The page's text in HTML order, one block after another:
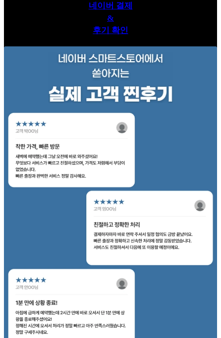
네이버 결제
&
후기 확인